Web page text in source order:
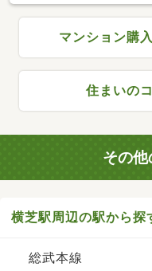
マンション購
住まいの
その
横芝駅周辺の駅から探
総武本線